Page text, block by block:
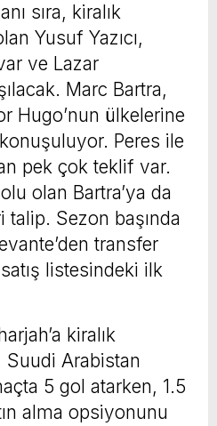
sıra, kiralık
Yusuf Yazıcı,
ve Lazar
Marc Bartra,
Hugo’nun ülkelerine
Peres ile
pek çok teklif var.
olan Bartra’ya da
talip. Sezon başında
transfer
listesindeki ilk
kiralık
Suudi Arabistan
5 gol atarken, 1.5
alma opsiyonunu